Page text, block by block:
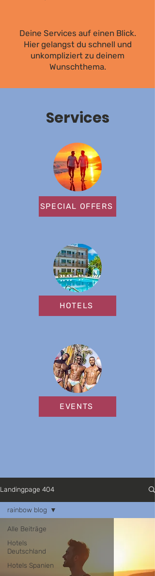
Deine Services auf einen Blick.
Hier gelangst du schnell und
unkompliziert zu deinem
Wunschthema.
Services
SPECIAL OFFERS
HOTELS
EVENTS
Landingpage 404
Alle Beiträge
Hotels
Deutschland
Hotels Spanien
rainbow blog